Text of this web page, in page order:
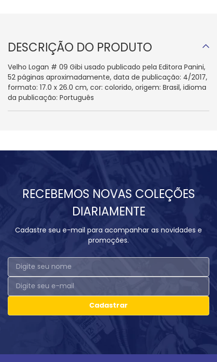
DESCRIÇÃO DO PRODUTO
Velho Logan # 09 Gibi usado publicado pela Editora Panini,
52 páginas aproximadamente, data de publicação: 4/2017,
formato: 17.0 x 26.0 cm, cor: colorido, origem: Brasil, idioma
da publicação: Português
RECEBEMOS NOVAS COLEÇÕES
DIARIAMENTE
Cadastre seu e-mail para acompanhar as novidades e
promoções.
Cadastrar